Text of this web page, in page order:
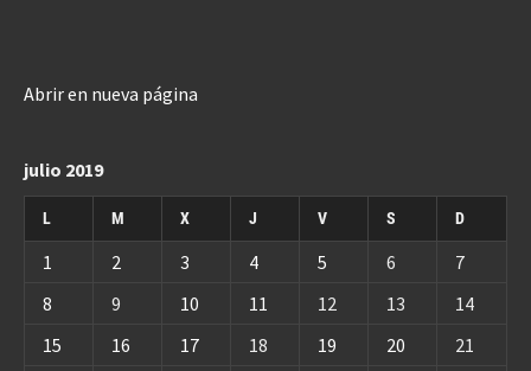
Abrir en nueva página
julio 2019
L M X J V S D
1 2 3 4 5 6
7
8
9 10 11 12 13
14
15
16 17 18 19 20 21